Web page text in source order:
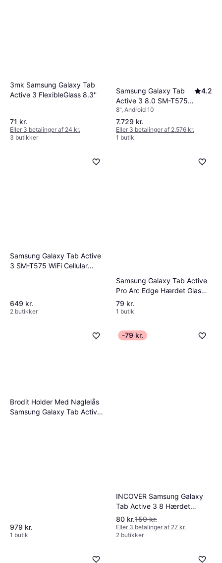
3mk Samsung Galaxy Tab
Active 3 FlexibleGlass 8.3''
71 kr.
Eller 3 betalinger af 24 kr.
3 butikker
Samsung Galaxy Tab
Active 3 8.0 SM-T575
4G 64GB
4.2
8", Android 10
7.729 kr.
Eller 3 betalinger af 2.576 kr.
1 butik
Samsung Galaxy Tab Active
3 SM-T575 WiFi Cellular
649 kr.
2 butikker
Samsung Galaxy Tab Active
Pro Arc Edge Hærdet Glas
Skærmbeskyttelse
79 kr.
1 butik
Brodit Holder Med Nøglelås
Samsung Galaxy Tab Active
979 kr.
1 butik
-79 kr.
INCOVER Samsung Galaxy
Tab Active 3 8 Hærdet
Skærmbeskyttelsesglas
80 kr.159 kr.
Eller 3 betalinger af 27 kr.
2 butikker